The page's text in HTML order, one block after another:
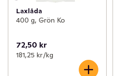
Laxlåda
400 g, Grön Ko
72,50 kr
181,25 kr /kg